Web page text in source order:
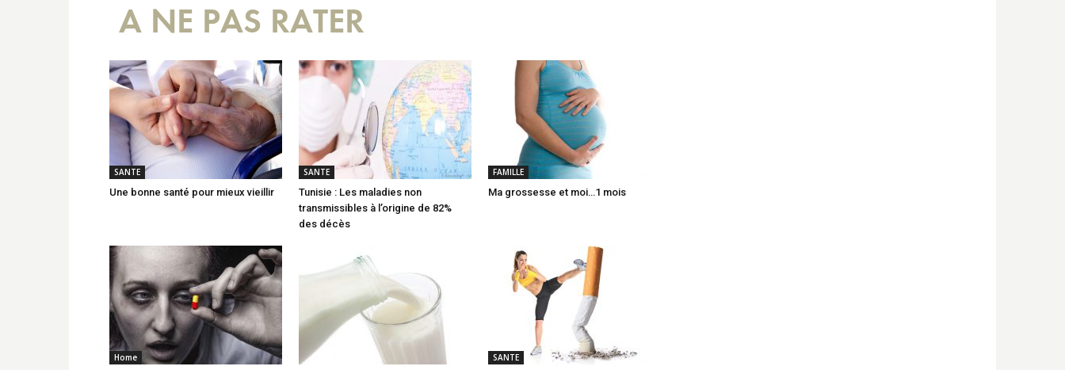
A NE PAS RATER
SANTE
Une bonne santé pour mieux vieillir
SANTE
Tunisie : Les maladies non
transmissibles à l’origine de 82%
des décès
FAMILLE
Ma grossesse et moi…1 mois
Home SANTE